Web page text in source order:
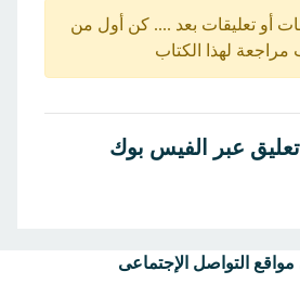
أو تعليقات بعد .... كن أول من
مراجعة لهذا الكتاب
عبر الفيس بوك
مواقع التواصل الإجتماعى